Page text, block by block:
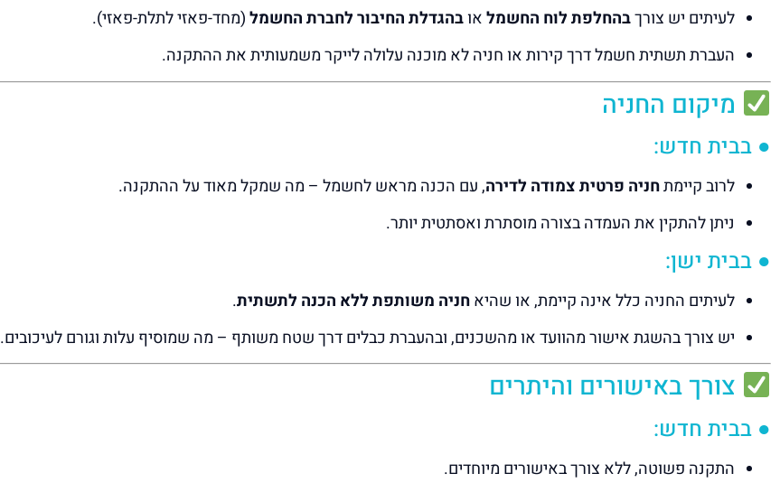
לעיתים יש צורךבהחלפת לוח החשמלאובהגדלת החיבור לחברת החשמל(מחד-פאזי לתלת-פאזי).
העברת תשתית חשמל דרך קירות או חניה לא מוכנה עלולה לייקר משמעותית את ההתקנה.
מיקום החניה
● בבית חדש:
לרוב קיימתחניה פרטית צמודה לדירה, עם הכנה מראש לחשמל – מה שמקל מאוד על ההתקנה.
ניתן להתקין את העמדה בצורה מוסתרת ואסתטית יותר.
● בבית ישן:
לעיתים החניה כלל אינה קיימת, או שהיאחניה משותפת ללא הכנה לתשתית.
יש צורך בהשגת אישור מהוועד או מהשכנים, ובהעברת כבלים דרך שטח משותף – מה שמוסיף עלות וגורם לעיכובים.
צורך באישורים והיתרים
● בבית חדש:
התקנה פשוטה, ללא צורך באישורים מיוחדים.